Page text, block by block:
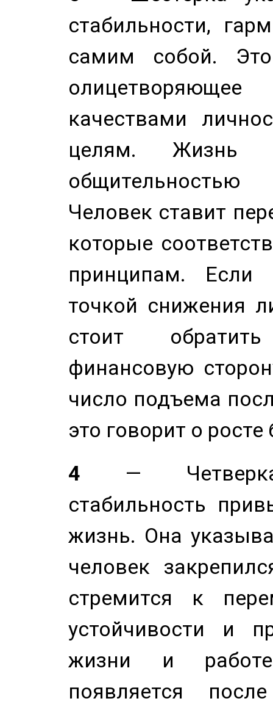
стабильности,
самим собой.
качествами
целям. Жизнь
Человек ставит
которые
принципам. Если
точкой снижения
стоит
финансовую
число подъема
это говорит о
4 — Четверка
стабильность
жизнь. Она
человек
стремится к
устойчивости и
жизни и
появляется